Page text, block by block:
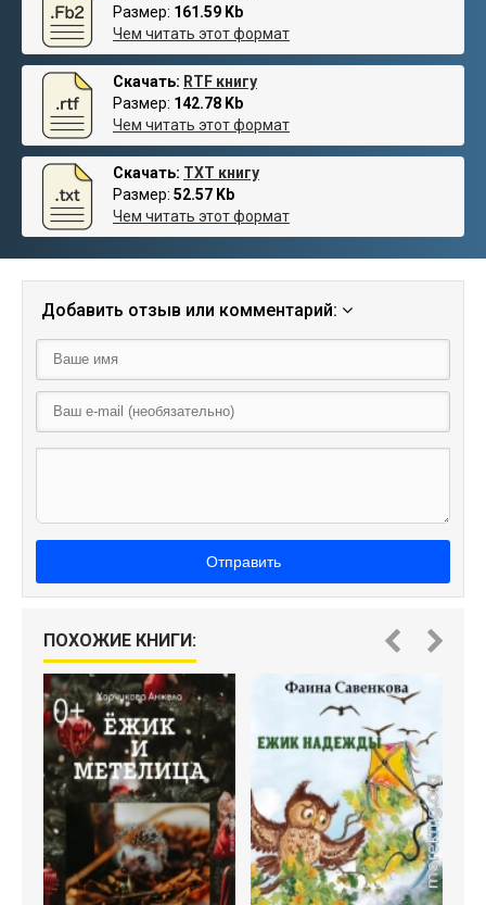
Размер: 161.59 Kb
Чем читать этот формат
Скачать: RTF книгу
Размер: 142.78 Kb
Чем читать этот формат
Скачать: TXT книгу
Размер: 52.57 Kb
Чем читать этот формат
Добавить отзыв или комментарий:
Отправить
ПОХОЖИЕ КНИГИ: